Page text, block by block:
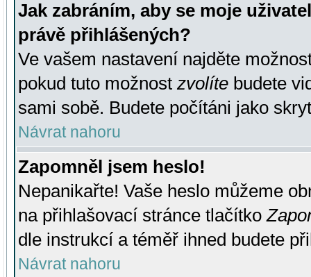
Jak zabráním, aby se moje
právě přihlášených?
Ve vašem nastavení najděte
pokud tuto možnost zvolíte budete
sami sobě. Budete počítáni jako
Návrat nahoru
Zapomněl jsem heslo!
Nepanikařte! Vaše heslo můžeme
na přihlašovací stránce tlačítko
dle instrukcí a téměř ihned budete
Návrat nahoru